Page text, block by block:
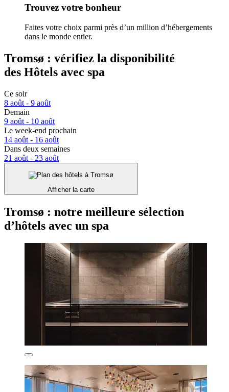
Trouvez votre bonheur
Faites votre choix parmi près d’un million d’hébergements
dans le monde entier.
Tromsø : vérifiez la disponibilité
des Hôtels avec spa
Ce soir
8 août - 9 août
Demain
9 août - 10 août
Le week-end prochain
14 août - 16 août
Dans deux semaines
21 août - 23 août
Afficher la carte
Tromsø : notre meilleure sélection
d’hôtels avec un spa